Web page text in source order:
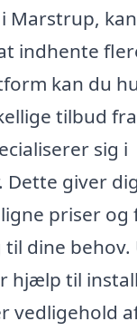
Marstrup,
indhente
kan du
tilbud
sig i
giver
priser og
dine behov.
hjælp til
vedligehold